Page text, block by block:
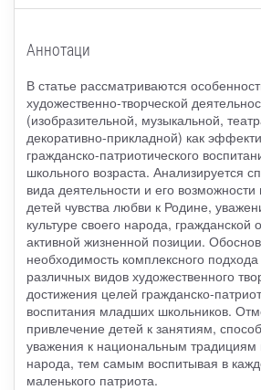
Аннотаци
В статье рассматриваются
художественно-творческой
(изобразительной, музыкальной,
декоративно-прикладной) как
гражданско-патриотического
школьного возраста. Анализируется
вида деятельности и его
детей чувства любви к Родине,
культуре своего народа, гражданской
активной жизненной позиции.
необходимость комплексного
различных видов художественного
достижения целей гражданско-
воспитания младших школьников.
привлечение детей к занятиям,
уважения к национальным традициям
народа, тем самым воспитывая в
маленького патриота.